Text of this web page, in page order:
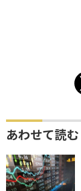
あわせて読む